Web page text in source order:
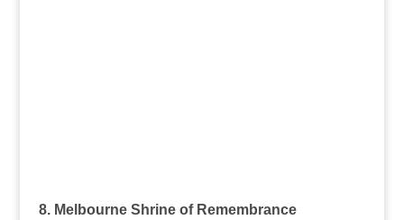
8. Melbourne Shrine of Remembrance